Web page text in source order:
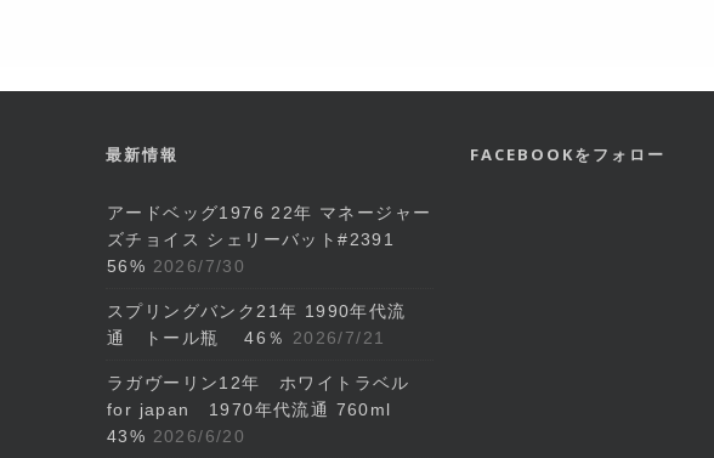
最新情報
アードベッグ1976 22年 マネージャー
ズチョイス シェリーバット#2391
56% 2026/7/30
スプリングバンク21年 1990年代流
通 トール瓶 46％
2026/7/21
ラガヴーリン12年 ホワイトラベル
for japan 1970年代流通 760ml
43% 2026/6/20
FACEBOOKをフォロー